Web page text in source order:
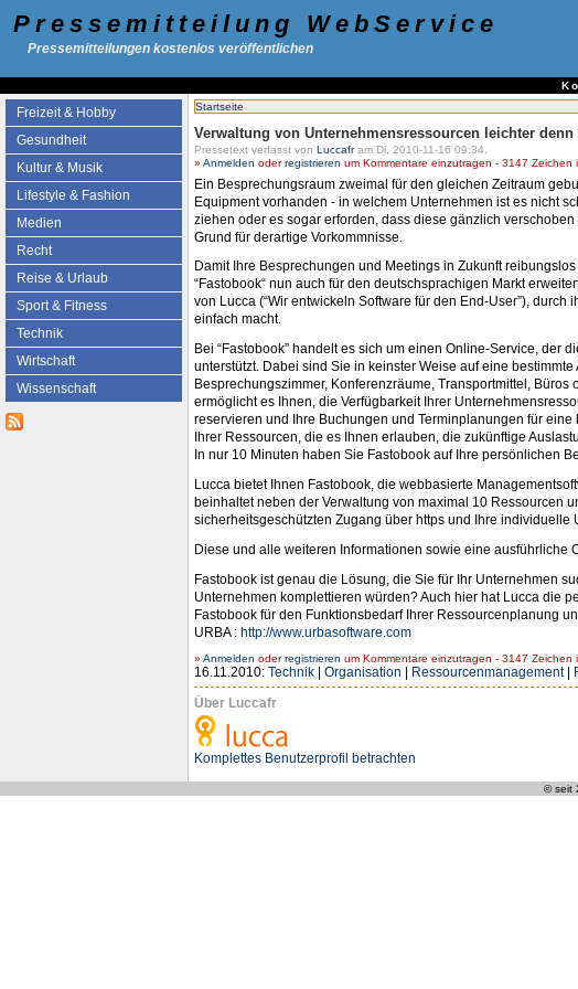
Pressemitteilung WebService
Pressemitteilungen kostenlos veröffentlichen
Freizeit & Hobby
Gesundheit
Kultur & Musik
Lifestyle & Fashion
Medien
Recht
Reise & Urlaub
Sport & Fitness
Technik
Wirtschaft
Wissenschaft
Startseite
Verwaltung von Unternehmensressourcen leichter denn
Pressetext verfasst von Luccafram Di, 2010-11-16 09:34.
» Anmelden oderregistrieren um Kommentare einzutragen - 3147 Zeichen
Ein Besprechungsraum zweimal für den gleichen Zeitraum
Equipment vorhanden - in welchem Unternehmen ist es nicht
ziehen oder es sogar erforden, dass diese gänzlich
Grund für derartige Vorkommnisse.
Damit Ihre Besprechungen und Meetings in Zukunft
“Fastobook“ nun auch für den deutschsprachigen Markt
von Lucca (“Wir entwickeln Software für den End-User”),
einfach macht.
Bei “Fastobook” handelt es sich um einen Online-Service,
unterstützt. Dabei sind Sie in keinster Weise auf eine
Besprechungszimmer, Konferenzräume, Transportmittel,
ermöglicht es Ihnen, die Verfügbarkeit Ihrer
reservieren und Ihre Buchungen und Terminplanungen für
Ihrer Ressourcen, die es Ihnen erlauben, die zukünftige
In nur 10 Minuten haben Sie Fastobook auf Ihre persönlichen
Lucca bietet Ihnen Fastobook, die webbasierte
beinhaltet neben der Verwaltung von maximal 10 Ressourcen
sicherheitsgeschützten Zugang über https und Ihre individuelle
Diese und alle weiteren Informationen sowie eine ausführliche
Fastobook ist genau die Lösung, die Sie für Ihr Unternehmen
Unternehmen komplettieren würden? Auch hier hat Lucca die
Fastobook für den Funktionsbedarf Ihrer Ressourcenplanung
URBA : http://www.urbasoftware.com
» Anmelden oderregistrieren um Kommentare einzutragen - 3147 Zeichen
16.11.2010: Technik Organisation Ressourcenmanagement|
Über Luccafr
Komplettes Benutzerprofil betrachten
© seit